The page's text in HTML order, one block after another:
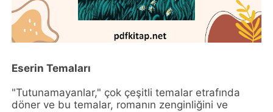
Eserin Temaları
"Tutunamayanlar," çok çeşitli temalar etrafında
döner ve bu temalar, romanın zenginliğini ve